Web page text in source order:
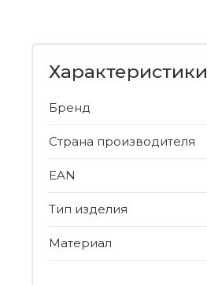
Характеристики
Бренд
Страна производителя
EAN
Тип изделия
Материал